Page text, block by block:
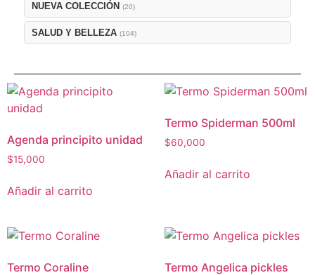
NUEVA COLECCIÓN (20)
SALUD Y BELLEZA (104)
Agenda principito unidad
$15,000
Añadir al carrito
Termo Spiderman 500ml
$60,000
Añadir al carrito
Termo Coraline Termo Angelica pickles